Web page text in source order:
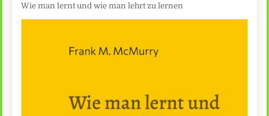
Wie man lernt und wie man lehrt zu lernen